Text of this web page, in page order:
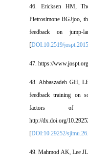
46. Ericksen HM,
Pietrosimone
feedback on jump-
[DOI:10.2519/
47. https://
48. Abbaszadeh
feedback training
factors of
http://dx.doi.org/
[DOI:10.29252/
49. Mahmod AK, Lee